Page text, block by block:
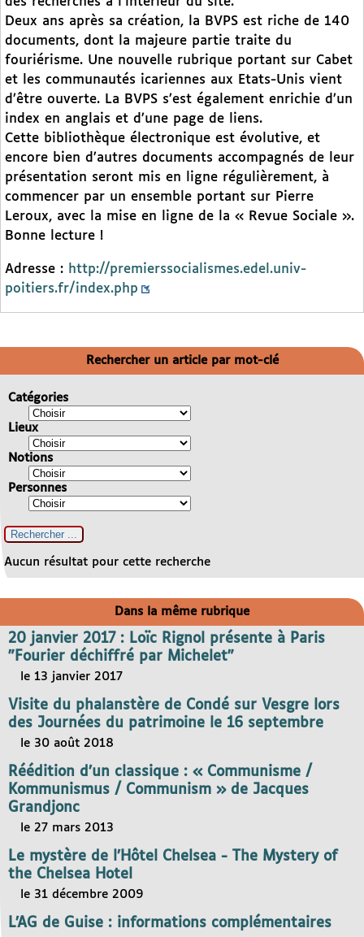
Deux ans après sa création, la BVPS est riche de 140
documents, dont la majeure partie traite du
fouriérisme. Une nouvelle rubrique portant sur Cabet
et les communautés icariennes aux Etats-Unis vient
d’être ouverte. La BVPS s’est également enrichie d’un
index en anglais et d’une page de liens.
Cette bibliothèque électronique est évolutive, et
encore bien d’autres documents accompagnés de leur
présentation seront mis en ligne régulièrement, à
commencer par un ensemble portant sur Pierre
Leroux, avec la mise en ligne de la « Revue Sociale ».
Bonne lecture !
Adresse : http://premierssocialismes.edel.univ-
poitiers.fr/index.php
Rechercher un article par mot-clé
Catégories
Lieux
Notions
Personnes
Aucun résultat pour cette recherche
Dans la même rubrique
20 janvier 2017 : Loïc Rignol présente à Paris
"Fourier déchiffré par Michelet"
le 13 janvier 2017
Visite du phalanstère de Condé sur Vesgre lors
des Journées du patrimoine le 16 septembre
le 30 août 2018
Réédition d’un classique : « Communisme /
Kommunismus / Communism » de Jacques
Grandjonc
le 27 mars 2013
Le mystère de l’Hôtel Chelsea - The Mystery of
the Chelsea Hotel
le 31 décembre 2009
L’AG de Guise : informations complémentaires